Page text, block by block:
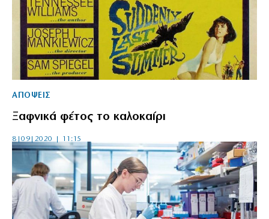
ΑΠΟΨΕΙΣ
Ξαφνικά φέτος το καλοκαίρι
8|09|2020 | 11:15